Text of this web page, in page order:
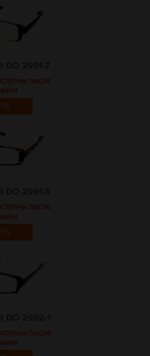
после
после
после